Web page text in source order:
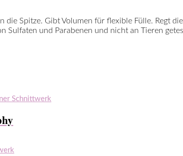
Spitze. Gibt Volumen für flexible Fülle. Regt
Sulfaten und Parabenen und nicht an Tieren